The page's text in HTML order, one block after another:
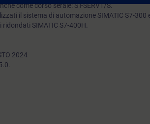
come corso serale: ST-SERV1/S.
il sistema di automazione SIMATIC S7-300
SIMATIC S7-400H.
2024